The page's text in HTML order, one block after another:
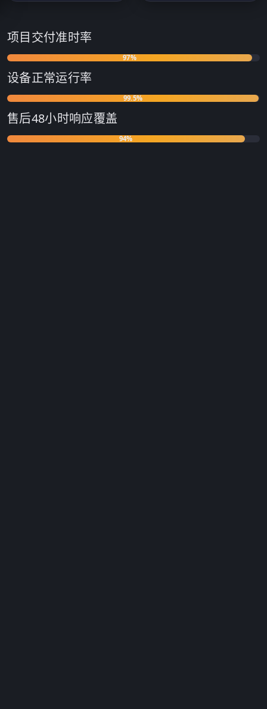
项目交付准时率
97%
设备正常运行率
99.5%
售后48小时响应覆盖
94%